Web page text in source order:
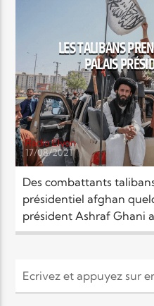
Radio Elyon
Elyon Rhema
Elyon Hits
LES TALIBANS
PALAIS
Radio Elyon
17/08/2021
Des combattants
présidentiel afghan
président Ashraf Ghani